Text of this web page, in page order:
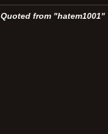
Quoted from "hatem1001"